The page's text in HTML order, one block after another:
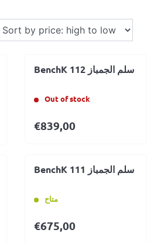
BenchK 112 سلم الجمباز
Out of stock
€839,00
BenchK 111 سلم الجمباز
متاح
€675,00